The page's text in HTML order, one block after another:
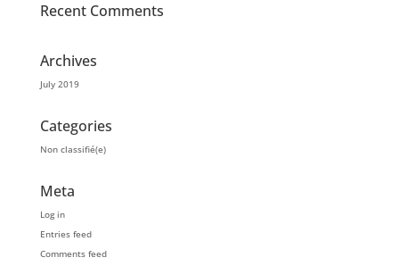
Recent Comments
Archives
July 2019
Categories
Non classifié(e)
Meta
Log in
Entries feed
Comments feed